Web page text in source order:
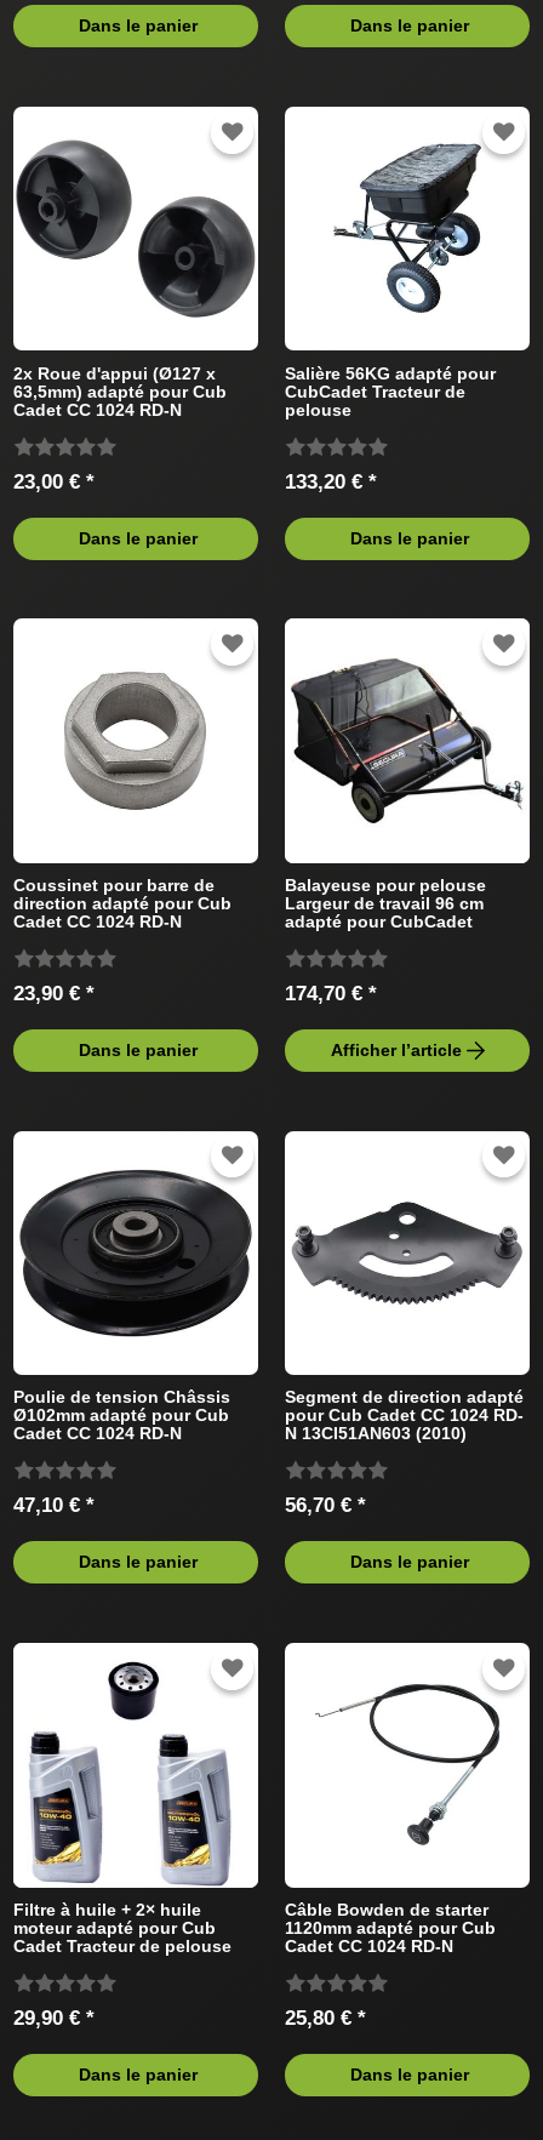
Dans le panier Dans le panier
2x Roue d'appui (Ø127 x
63,5mm) adapté pour Cub
Cadet CC 1024 RD-N
de pelouse
23,00 € *
Dans le panier
Salière 56KG adapté pour
CubCadet Tracteur de
pelouse
133,20 € *
Dans le panier
Coussinet pour barre de
direction adapté pour Cub
Cadet CC 1024 RD-N
de pelouse
23,90 € *
Dans le panier
Balayeuse pour pelouse
Largeur de travail 96 cm
adapté pour CubCadet
174,70 € *
Afficher l’article
Poulie de tension Châssis
Ø102mm adapté pour Cub
Cadet CC 1024 RD-N
de pelouse
47,10 € *
Dans le panier
Segment de direction adapté
pour Cub Cadet CC 1024 RD-
N 13CI51AN603 (2010)
56,70 € *
Dans le panier
Filtre à huile + 2× huile
moteur adapté pour Cub
Cadet Tracteur de pelouse
29,90 € *
Dans le panier
Câble Bowden de starter
1120mm adapté pour Cub
Cadet CC 1024 RD-N
de pelouse
25,80 € *
Dans le panier